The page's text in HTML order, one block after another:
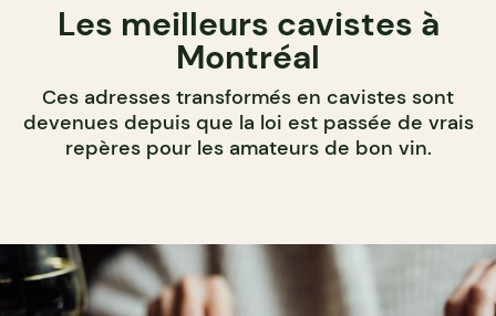
Les meilleurs cavistes à
Montréal
Ces adresses transformés en cavistes sont
devenues depuis que la loi est passée de vrais
repères pour les amateurs de bon vin.